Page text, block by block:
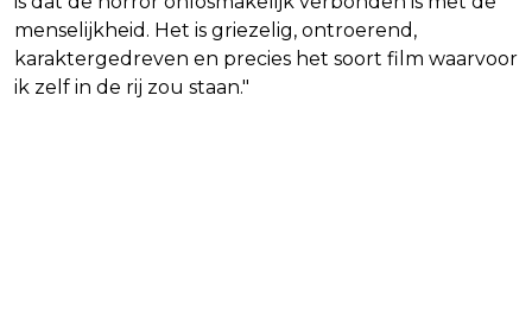
menselijkheid. Het is griezelig, ontroerend,
karaktergedreven en precies het soort film waarvoor
ik zelf in de rij zou staan."